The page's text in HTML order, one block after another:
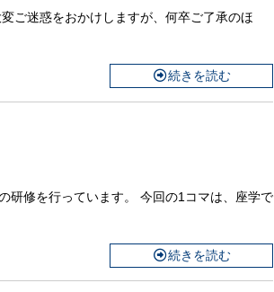
ご迷惑をおかけしますが、何卒ご了承のほ
続きを読む
研修を行っています。 今回の1コマは、座学で
続きを読む